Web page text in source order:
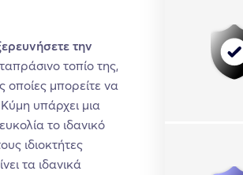
την
τοπίο της,
οποίες μπορείτε να
υπάρχει μια
το ιδανικό
ιδιοκτήτες
τα ιδανικά